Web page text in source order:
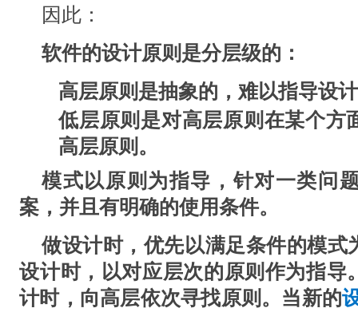
因此：
软件的设计原则是分层级的：
高层原则是抽象的，难以指导设
低层原则是对高层原则在某个方
高层原则。
模式以原则为指导，针对一类问
案，并且有明确的使用条件。
做设计时，优先以满足条件的模式
设计时，以对应层次的原则作为指导
计时，向高层依次寻找原则。当新的